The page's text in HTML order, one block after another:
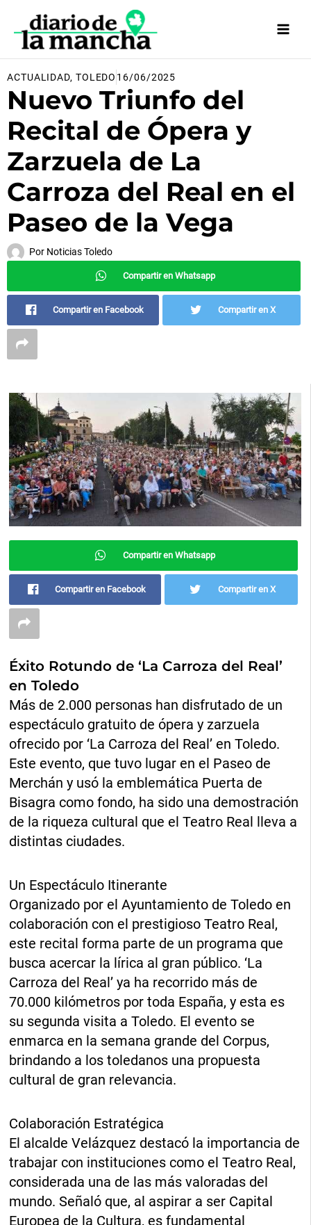
contenido
ACTUALIDAD, TOLEDO 16/06/2025
Nuevo Triunfo del
Recital de Ópera y
Zarzuela de La
Carroza del Real en el
Paseo de la Vega
Por Noticias Toledo
Compartir en Whatsapp
Compartir en Facebook Compartir en X
Compartir en Whatsapp
Compartir en Facebook Compartir en X
Éxito Rotundo de ‘La Carroza del Real’
en Toledo
Más de 2.000 personas han disfrutado de un
espectáculo gratuito de ópera y zarzuela
ofrecido por ‘La Carroza del Real’ en Toledo.
Este evento, que tuvo lugar en el Paseo de
Merchán y usó la emblemática Puerta de
Bisagra como fondo, ha sido una demostración
de la riqueza cultural que el Teatro Real lleva a
distintas ciudades.
Un Espectáculo Itinerante
Organizado por el Ayuntamiento de Toledo en
colaboración con el prestigioso Teatro Real,
este recital forma parte de un programa que
busca acercar la lírica al gran público. ‘La
Carroza del Real’ ya ha recorrido más de
70.000 kilómetros por toda España, y esta es
su segunda visita a Toledo. El evento se
enmarca en la semana grande del Corpus,
brindando a los toledanos una propuesta
cultural de gran relevancia.
Colaboración Estratégica
El alcalde Velázquez destacó la importancia de
trabajar con instituciones como el Teatro Real,
considerada una de las más valoradas del
mundo. Señaló que, al aspirar a ser Capital
Europea de la Cultura, es fundamental